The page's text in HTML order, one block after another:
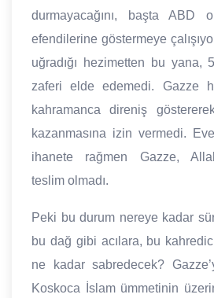
durmayacağını, başta ABD
efendilerine göstermeye
uğradığı hezimetten bu yana,
zaferi elde edemedi. Gazze
kahramanca direniş
kazanmasına izin vermedi.
ihanete rağmen Gazze,
teslim olmadı.
Peki bu durum nereye kadar
bu dağ gibi acılara, bu
ne kadar sabredecek?
Koskoca İslam ümmetinin